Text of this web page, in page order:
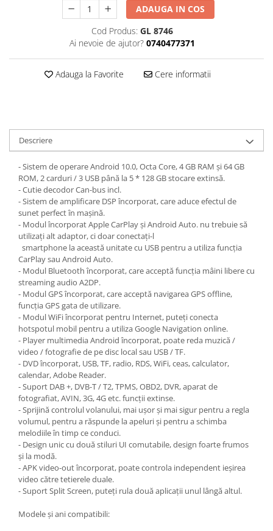
ADAUGA IN COS
Cod Produs: GL 8746
Ai nevoie de ajutor? 0740477371
Adauga la Favorite Cere informatii
Descriere
- Sistem de operare Android 10.0, Octa Core, 4 GB RAM și 64 GB
ROM, 2 carduri / 3 USB până la 5 * 128 GB stocare extinsă.
- Cutie decodor Can-bus incl.
- Sistem de amplificare DSP încorporat, care aduce efectul de
sunet perfect în mașină.
- Modul încorporat Apple CarPlay și Android Auto. nu trebuie să
utilizați alt adaptor, ci doar conectați-l
smartphone la această unitate cu USB pentru a utiliza funcția
CarPlay sau Android Auto.
- Modul Bluetooth încorporat, care acceptă funcția mâini libere cu
streaming audio A2DP.
- Modul GPS încorporat, care acceptă navigarea GPS offline,
funcția GPS gata de utilizare.
- Modul WiFi încorporat pentru Internet, puteți conecta
hotspotul mobil pentru a utiliza Google Navigation online.
- Player multimedia Android încorporat, poate reda muzică /
video / fotografie de pe disc local sau USB / TF.
- DVD încorporat, USB, TF, radio, RDS, WiFi, ceas, calculator,
calendar, Adobe Reader.
- Suport DAB +, DVB-T / T2, TPMS, OBD2, DVR, aparat de
fotografiat, AVIN, 3G, 4G etc. funcții extinse.
- Sprijină controlul volanului, mai ușor și mai sigur pentru a regla
volumul, pentru a răspunde la apeluri și pentru a schimba
melodiile în timp ce conduci.
- Design unic cu două stiluri UI comutabile, design foarte frumos
și la modă.
- APK video-out încorporat, poate controla independent ieșirea
video către tetierele duale.
- Suport Split Screen, puteți rula două aplicații unul lângă altul.
Modele și ani compatibili: